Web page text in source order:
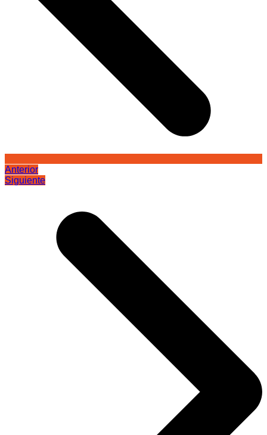
Anterior
Siguiente